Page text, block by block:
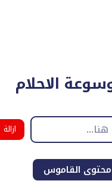
الاحلام
ازالة
البحث
محتوى القاموس